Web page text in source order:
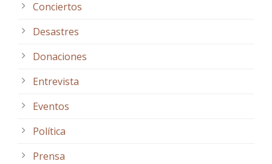
Conciertos
Desastres
Donaciones
Entrevista
Eventos
Política
Prensa